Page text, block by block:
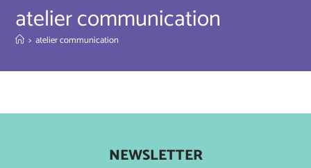
atelier communication
> atelier communication
NEWSLETTER